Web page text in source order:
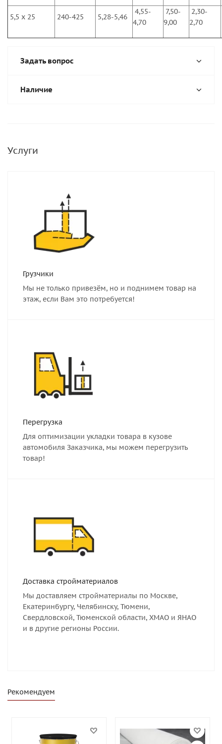
5,5 х 25 240-425 5,28-5,46
4,55-
4,70
7,50-
9,00
2,30-
2,70
Задать вопрос
Наличие
Услуги
Грузчики
Мы не только привезём, но и поднимем товар на
этаж, если Вам это потребуется!
Перегрузка
Для оптимизации укладки товара в кузове
автомобиля Заказчика, мы можем перегрузить
товар!
Доставка стройматериалов
Мы доставляем стройматериалы по Москве,
Екатеринбургу, Челябинску, Тюмени,
Свердловской, Тюменской области, ХМАО и ЯНАО
и в другие регионы России.
Рекомендуем